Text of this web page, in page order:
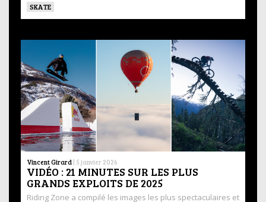
SKATE
Vincent Girard | 5 janvier 2026
VIDÉO : 21 MINUTES SUR LES PLUS
GRANDS EXPLOITS DE 2025
Riding Zone a compilé les images les plus spectaculaires et